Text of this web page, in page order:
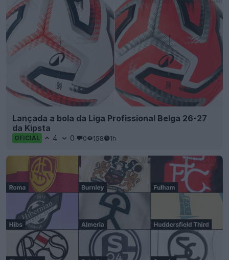
Lançada a bola da Liga Profissional Belga 26-27
da Kipsta
OFICIAL 4 0 0 158 1h